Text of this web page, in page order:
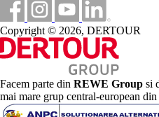
Activitati sportive contra cost
calarie
scufundari
windsurfing
caiac
scufundari
sauna
masaj
cada cu hidromasaj/
Copyright © 2026, DERTOUR
Facem parte din REWE Group si
mai mare grup central-european